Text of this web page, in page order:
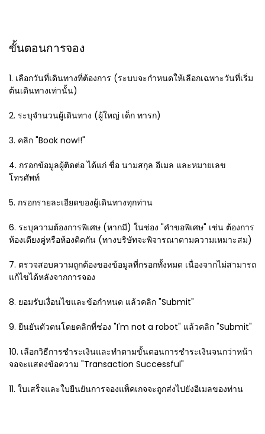
ขั้นตอนการจอง
1. เลือกวันที่เดินทางที่ต้องการ (ระบบจะกำหนดให้เลือกเฉพาะวันที่เริ่ม
ต้นเดินทางเท่านั้น)
2. ระบุจำนวนผู้เดินทาง (ผู้ใหญ่ เด็ก ทารก)
3. คลิก "Book now!!"
4. กรอกข้อมูลผู้ติดต่อ ได้แก่ ชื่อ นามสกุล อีเมล และหมายเลข
โทรศัพท์
5. กรอกรายละเอียดของผู้เดินทางทุกท่าน
6. ระบุความต้องการพิเศษ (หากมี) ในช่อง "คำขอพิเศษ" เช่น ต้องการ
ห้องเตียงคู่หรือห้องติดกัน (ทางบริษัทจะพิจารณาตามความเหมาะสม)
7. ตรวจสอบความถูกต้องของข้อมูลที่กรอกทั้งหมด เนื่องจากไม่สามารถ
แก้ไขได้หลังจากการจอง
8. ยอมรับเงื่อนไขและข้อกำหนด แล้วคลิก "Submit"
9. ยืนยันตัวตนโดยคลิกที่ช่อง "I'm not a robot" แล้วคลิก "Submit"
10. เลือกวิธีการชำระเงินและทำตามขั้นตอนการชำระเงินจนกว่าหน้า
จอจะแสดงข้อความ "Transaction Successful"
11. ใบเสร็จและใบยืนยันการจองแพ็คเกจจะถูกส่งไปยังอีเมลของท่าน